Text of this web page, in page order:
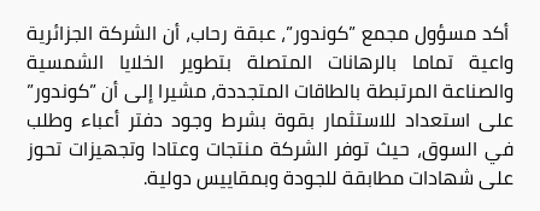
أكد مسؤول مجمع ”كوندور”، عبقة رحاب، أن الشركة الجزائرية
واعية تماما بالرهانات المتصلة بتطوير الخلايا الشمسية
والصناعة المرتبطة بالطاقات المتجددة، مشيرا إلى أن ”كوندور”
على استعداد للاستثمار بقوة بشرط وجود دفتر أعباء وطلب
في السوق، حيث توفر الشركة منتجات وعتادا وتجهيزات تحوز
على شهادات مطابقة للجودة وبمقاييس دولية.